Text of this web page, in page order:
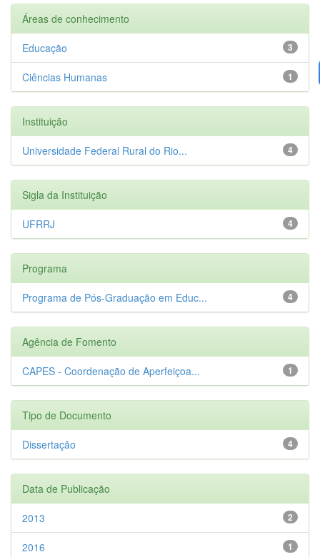
Áreas de conhecimento
3
Educação
1
Ciências Humanas
Instituição
4
Universidade Federal Rural do Rio...
Sigla da Instituição
4
UFRRJ
Programa
4
Programa de Pós-Graduação em Educ...
Agência de Fomento
1
CAPES - Coordenação de Aperfeiçoa...
Tipo de Documento
4
Dissertação
Data de Publicação
2
2013
1
2016